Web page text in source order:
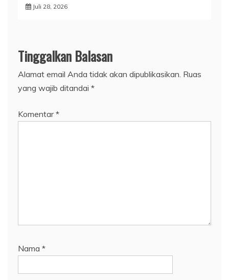
Juli 28, 2026
Tinggalkan Balasan
Alamat email Anda tidak akan dipublikasikan. Ruas
yang wajib ditandai *
Komentar*
Nama *